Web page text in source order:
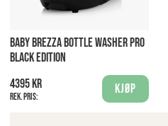
BABY BREZZA BOTTLE WASHER PRO
BLACK EDITION
4395 kr
Rek. pris:
Kjøp